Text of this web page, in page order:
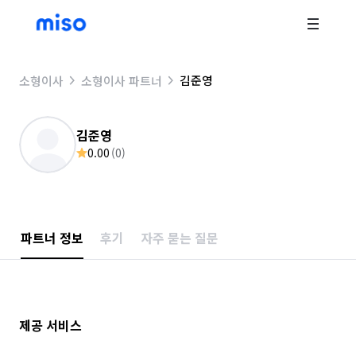
소형이사 소형이사 파트너 김준영
김준영
0.00 (0)
파트너 정보 후기 자주 묻는 질문
제공 서비스